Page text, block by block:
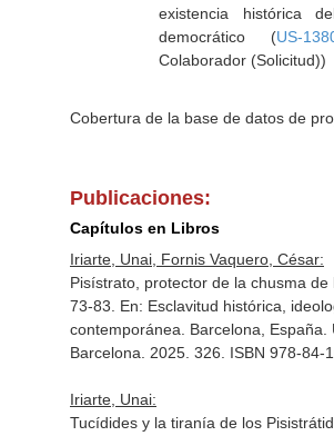
existencia histórica
democrático (US-
Colaborador (Solicitud))
Cobertura de la base de datos de
Publicaciones:
Capítulos en Libros
Iriarte, Unai, Fornis Vaquero, César:
Pisístrato, protector de la chusma de
73-83. En: Esclavitud histórica,
contemporánea . Barcelona,
Barcelona. 2025. 326. ISBN 978-84-
Iriarte, Unai:
Tucídides y la tiranía de los